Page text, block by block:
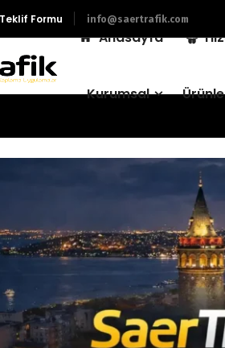
Teklif Formu info@saertrafik.com
Anasayfa
Kurumsal